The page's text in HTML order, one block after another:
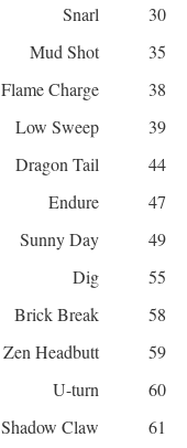
30
Snarl
35
Mud Shot
38
Flame Charge
39
Low Sweep
44
Dragon Tail
47
Endure
49
Sunny Day
55
Dig
58
Brick Break
59
Zen Headbutt
60
U-turn
61
Shadow Claw